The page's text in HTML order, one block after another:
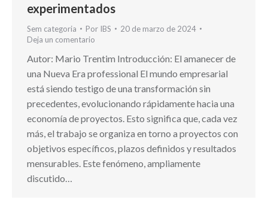
experimentados
Sem categoria Por IBS
20 de marzo de 2024
Deja un comentario
Autor: Mario Trentim Introducción: El amanecer de
una Nueva Era professional El mundo empresarial
está siendo testigo de una transformación sin
precedentes, evolucionando rápidamente hacia una
economía de proyectos. Esto significa que, cada vez
más, el trabajo se organiza en torno a proyectos con
objetivos específicos, plazos definidos y resultados
mensurables. Este fenómeno, ampliamente
discutido…